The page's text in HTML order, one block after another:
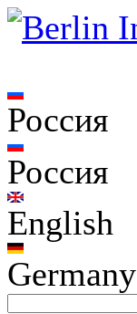
Россия
Россия
English
Germany